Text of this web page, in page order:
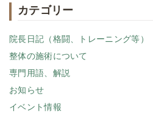
カテゴリー
院長日記（格闘、トレーニング等）
整体の施術について
専門用語、解説
お知らせ
イベント情報